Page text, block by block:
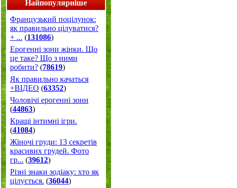
Найпопулярніше
Французький поцілунок:
як правильно цілуватися?
+ ... (131086)
Ерогенні зони жінки. Що
це таке? Що з ними
робити? (78619)
Як правильно качаться
+ВІДЕО (63352)
Чоловічі ерогенні зони
(44863)
Кращі інтимні ігри.
(41084)
Жіночі груди: 13 секретів
красивих грудей. Фото
гр... (39612)
Різні знаки зодіаку: хто як
цілується. (36044)